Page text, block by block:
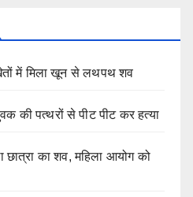
में मिला खून से लथपथ शव
की पत्थरों से पीट पीट कर हत्या
छात्रा का शव, महिला आयोग को